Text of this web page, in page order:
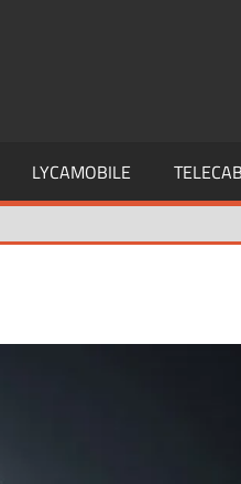
LYCAMOBILE